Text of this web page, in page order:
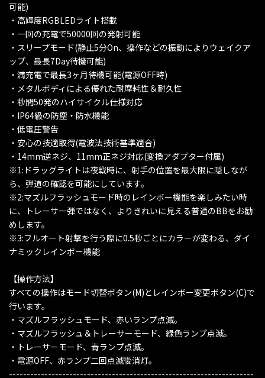
可能)
・高輝度RGBLEDライト搭載
・一回の充電で50000回の発射可能
・スリープモード(静止5分On、操作などの振動によりウェイクア
ップ、最長7Day待機可能)
・満充電で最長3ヶ月待機可能(電源OFF時)
・メタルボディによる優れた耐摩耗性＆耐久性
・秒間50発のハイサイクル仕様対応
・IP64級の防塵・防水機能
・低電圧警告
・安心の技適取得(電波法技術基準適合)
・14mm逆ネジ、11mm正ネジ対応(変換アダプター付属)
※1:ドラッグライトは夜戦時に、射手の位置を最大限に隠しなが
ら、弾道の確認を可能にしています。
※2:マズルフラッシュモード時のレインボー機能を楽しみたい時
に、トレーサー弾ではなく、よりきれいに見える普通のBBをお勧
めします。
※3:フルオート射撃を行う際に0.5秒ごとにカラーが変わる、ダイ
ナミックレインボー機能
【操作方法】
すべての操作はモード切替ボタン(M)とレインボー変更ボタン(C)で
行います。
・マズルフラッシュモード、赤いランプ点滅。
・マズルフラッシュ＆トレーサーモード、緑色ランプ点滅。
・トレーサーモード、青ランプ点滅。
・電源OFF、赤ランプ二回点滅後消灯。
---------------------------------------------------------------------